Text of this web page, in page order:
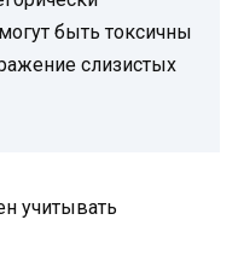
быть токсичны
слизистых
учитывать